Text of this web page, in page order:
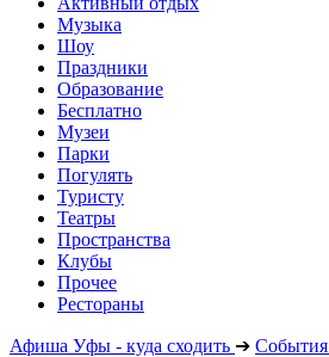
Музыка
Шоу
Праздники
Образование
Бесплатно
Музеи
Парки
Погулять
Туристу
Театры
Пространства
Клубы
Прочее
Рестораны
Афиша Уфы - куда сходить ➔ События